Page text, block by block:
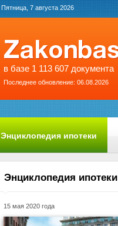
Пятница, 7 августа 2026
в базе 1 113 607 документа
Последнее обновление: 06.08.2026
Энциклопедия ипотеки
О проекте
Энциклопедия ипотеки
15 мая 2020 года